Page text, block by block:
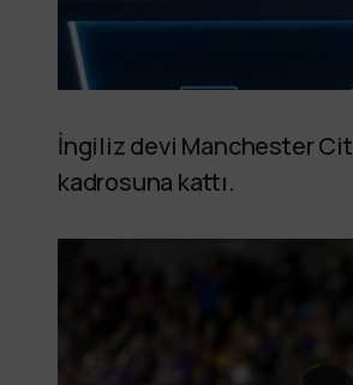
İngiliz devi Manchester
kadrosuna kattı.